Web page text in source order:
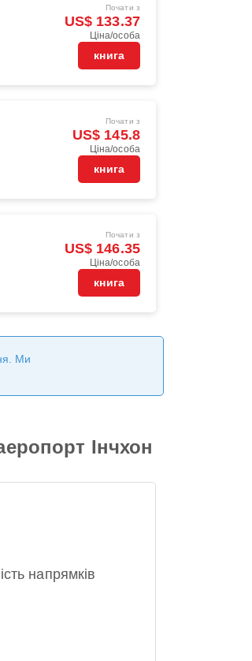
Почати з
US$ 133.37
Ціна/особа
книга
Почати з
US$ 145.8
Ціна/особа
книга
Почати з
US$ 146.35
Ціна/особа
книга
Ми
Інчхон
напрямків